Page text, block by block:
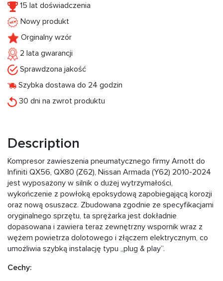
15 lat doświadczenia
Nowy produkt
Orginalny wzór
2 lata gwarancji
Sprawdzona jakość
Szybka dostawa do 24 godzin
30 dni na zwrot produktu
Description
Kompresor zawieszenia pneumatycznego firmy Arnott do
Infiniti QX56, QX80 (Z62), Nissan Armada (Y62) 2010-2024
jest wyposażony w silnik o dużej wytrzymałości,
wykończenie z powłoką epoksydową zapobiegającą korozji
oraz nową osuszacz. Zbudowana zgodnie ze specyfikacjami
oryginalnego sprzętu, ta sprężarka jest dokładnie
dopasowana i zawiera teraz zewnętrzny wspornik wraz z
wężem powietrza dolotowego i złączem elektrycznym, co
umożliwia szybką instalację typu „plug & play”.
Cechy: